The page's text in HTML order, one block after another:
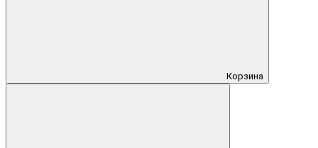
Корзина